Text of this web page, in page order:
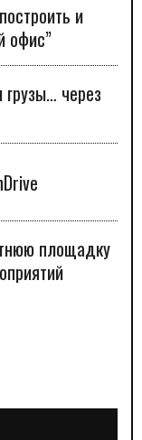
и
офис”
через
площадку